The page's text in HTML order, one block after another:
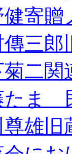
健寄贈
傳三郎
菊二関
たま
尊雄旧